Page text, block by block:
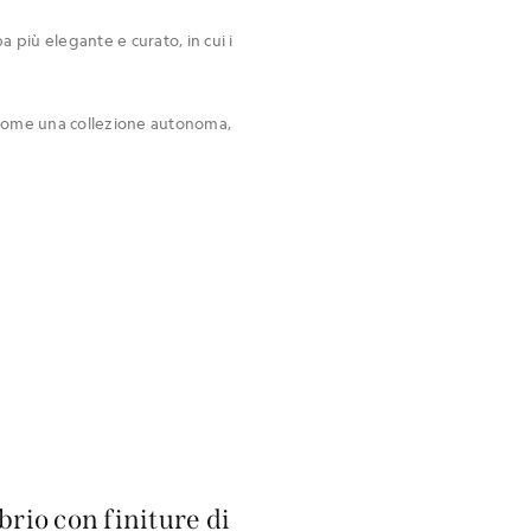
più elegante e curato, in cui i
una collezione autonoma,
con finiture di